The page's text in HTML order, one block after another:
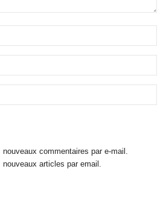
commentaires par e-mail.
articles par email.